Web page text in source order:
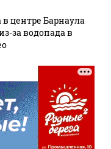
центре Барнаула
за водопада в